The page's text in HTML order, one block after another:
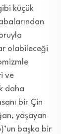
küçük
olabileceği
ve
daha
bir Çin
yaşayan
başka bir